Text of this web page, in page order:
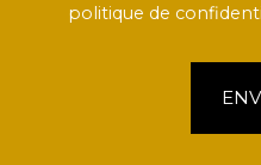
politique de